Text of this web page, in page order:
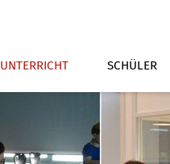
UNTERRICHT SCHÜLER